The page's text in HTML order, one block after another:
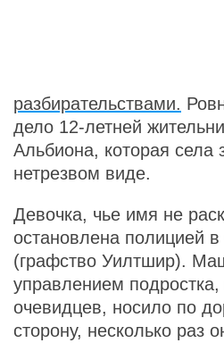
разбирательствами.
дело 12-летней
Альбиона, которая села
нетрезвом виде.
Девочка, чье имя не
остановлена полицией
(графство Уилтшир).
управлением подростка,
очевидцев, носило по
сторону, несколько раз